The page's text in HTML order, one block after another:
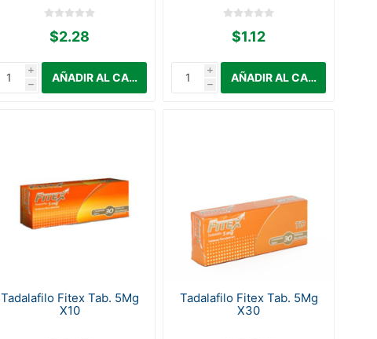
$2.28
i
h
$1.12
i
h
Tadalafilo Fitex Tab. 5Mg
X10
Tadalafilo Fitex Tab. 5Mg
X30